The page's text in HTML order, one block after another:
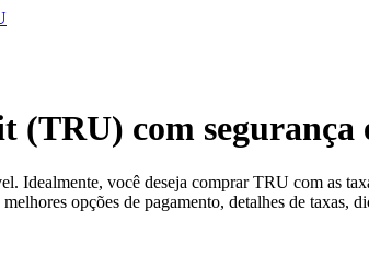
(TRU) com segurança
Idealmente, você deseja comprar TRU com as
opções de pagamento, detalhes de